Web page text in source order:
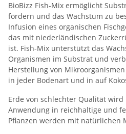
BioBizz Fish-Mix ermöglicht
fördern und das Wachstum zu
Infusion eines organischen
das mit niederländischen
ist. Fish-Mix unterstützt das
Organismen im Substrat und
Herstellung von
in jeder Bodenart und in auf
Erde von schlechter Qualität
Anwendung in reichhaltige und
Pflanzen werden mit natürlichen